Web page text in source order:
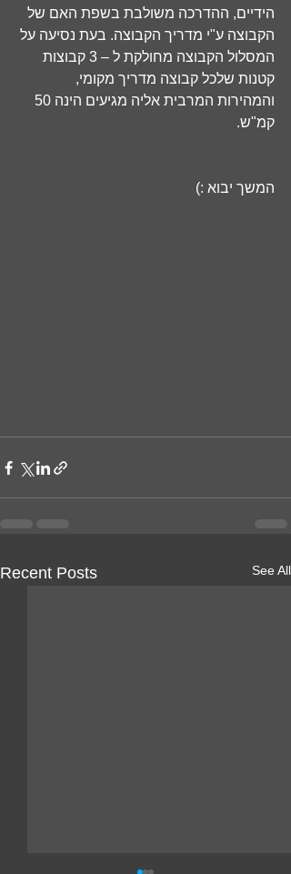
הידיים, ההדרכה משולבת בשפת האם של
הקבוצה ע"י מדריך הקבוצה. בעת נסיעה על
המסלול הקבוצה מחולקת ל – 3 קבוצות
קטנות שלכל קבוצה מדריך מקומי,
קמ"ש.
המשך יבוא :)
Recent Posts See All